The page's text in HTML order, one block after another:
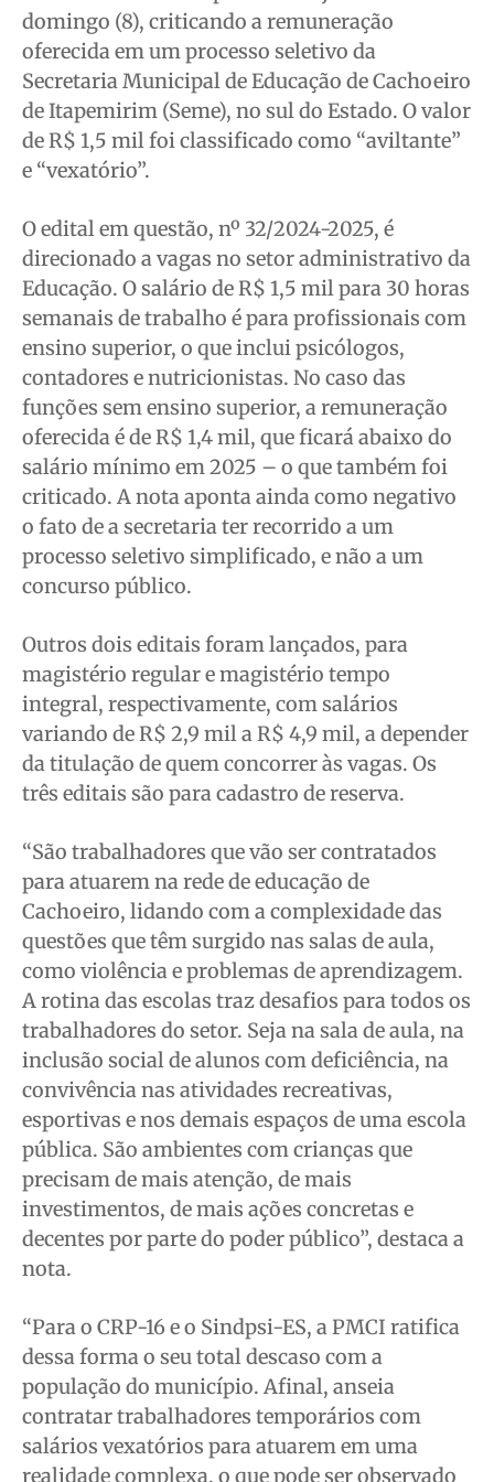
Quem Somos
Contato
Anuncie
Privacidade
Quem Somos
Contato
Anuncie
Privacidade
Quem Somos
Contato
Anuncie
Privacidade
Quem Somos
Contato
Anuncie
Privacidade
domingo (8), criticando a remuneração
oferecida em um processo seletivo da
Secretaria Municipal de Educação de Cachoeiro
de Itapemirim (Seme), no sul do Estado. O valor
de R$ 1,5 mil foi classificado como “aviltante”
e “vexatório”.
O edital em questão, nº 32/2024-2025, é
direcionado a vagas no setor administrativo da
Educação. O salário de R$ 1,5 mil para 30 horas
semanais de trabalho é para profissionais com
ensino superior, o que inclui psicólogos,
contadores e nutricionistas. No caso das
funções sem ensino superior, a remuneração
oferecida é de R$ 1,4 mil, que ficará abaixo do
salário mínimo em 2025 – o que também foi
criticado. A nota aponta ainda como negativo
o fato de a secretaria ter recorrido a um
processo seletivo simplificado, e não a um
concurso público.
Outros dois editais foram lançados, para
magistério regular e magistério tempo
integral, respectivamente, com salários
variando de R$ 2,9 mil a R$ 4,9 mil, a depender
da titulação de quem concorrer às vagas. Os
três editais são para cadastro de reserva.
“São trabalhadores que vão ser contratados
para atuarem na rede de educação de
Cachoeiro, lidando com a complexidade das
questões que têm surgido nas salas de aula,
como violência e problemas de aprendizagem.
A rotina das escolas traz desafios para todos os
trabalhadores do setor. Seja na sala de aula, na
inclusão social de alunos com deficiência, na
convivência nas atividades recreativas,
esportivas e nos demais espaços de uma escola
pública. São ambientes com crianças que
precisam de mais atenção, de mais
investimentos, de mais ações concretas e
decentes por parte do poder público”, destaca a
nota.
“Para o CRP-16 e o Sindpsi-ES, a PMCI ratifica
dessa forma o seu total descaso com a
população do município. Afinal, anseia
contratar trabalhadores temporários com
salários vexatórios para atuarem em uma
realidade complexa, o que pode ser observado